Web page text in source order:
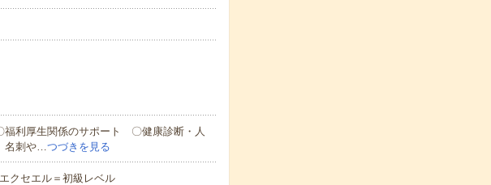
利厚生関係のサポート 〇健康診断・人
名刺や…つづきを見る
クセエル＝初級レベル